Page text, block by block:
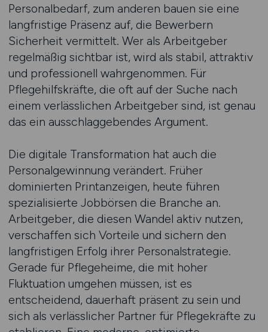
Personalbedarf, zum anderen bauen sie eine
langfristige Präsenz auf, die Bewerbern
Sicherheit vermittelt. Wer als Arbeitgeber
regelmäßig sichtbar ist, wird als stabil, attraktiv
und professionell wahrgenommen. Für
Pflegehilfskräfte, die oft auf der Suche nach
einem verlässlichen Arbeitgeber sind, ist genau
das ein ausschlaggebendes Argument.
Die digitale Transformation hat auch die
Personalgewinnung verändert. Früher
dominierten Printanzeigen, heute führen
spezialisierte Jobbörsen die Branche an.
Arbeitgeber, die diesen Wandel aktiv nutzen,
verschaffen sich Vorteile und sichern den
langfristigen Erfolg ihrer Personalstrategie.
Gerade für Pflegeheime, die mit hoher
Fluktuation umgehen müssen, ist es
entscheidend, dauerhaft präsent zu sein und
sich als verlässlicher Partner für Pflegekräfte zu